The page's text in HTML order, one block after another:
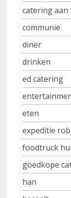
catering aan
communie
diner
drinken
ed catering
eten
expeditie
foodtruck
goedkope
han